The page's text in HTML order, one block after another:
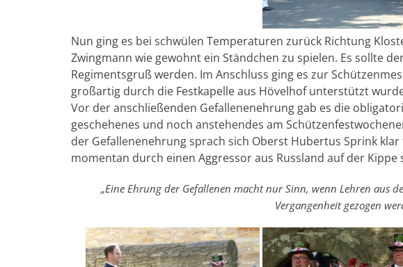
Nun ging es bei schwülen Temperaturen zurück Richtung
Zwingmann wie gewohnt ein Ständchen zu spielen. Es sollte
Regimentsgruß werden. Im Anschluss ging es zur
großartig durch die Festkapelle aus Hövelhof unterstützt
Vor der anschließenden Gefallenenehrung gab es die
geschehenes und noch anstehendes am
der Gefallenenehrung sprach sich Oberst Hubertus Sprink
momentan durch einen Aggressor aus Russland auf der Kippe
„Eine Ehrung der Gefallenen macht nur Sinn, wenn Lehren aus
Vergangenheit gezogen